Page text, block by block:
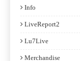
Info
LiveReport2
Lu7Live
Merchandise